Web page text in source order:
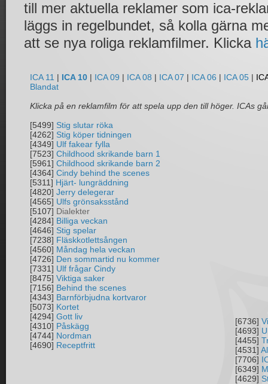
till mer aktuella reklamer som ica-
läggs in regelbundet, så kolla gärna
att se nya roliga reklamfilmer. Klicka
ICA 11 | ICA 10 | ICA 09 | ICA 08 | ICA 07 | ICA 06 | ICA 05 |
Blandat
Klicka på en reklamfilm för att spela upp den till höger. ICAs
[5499] Stig slutar röka
[4262] Stig köper tidningen
[4349] Ulf fakear fylla
[7523] Childhood skrikande barn 1
[5961] Childhood skrikande barn 2
[4364] Cindy behind the scenes
[5311] Hjärt- lungräddning
[4820] Jerry delegerar
[4565] Ulfs grönsaksstånd
[5107] Dialekter
[4284] Billiga veckan
[4646] Stig spelar
[7238] Fläskkotlettsången
[4560] Måndag hela veckan
[4726] Den sommartid nu kommer
[7331] Ulf frågar Cindy
[8475] Viktiga saker
[7156] Behind the scenes
[4343] Barnförbjudna kortvaror
[5073] Kortet
[4294] Gott liv
[4310] Påskägg
[4744] Nordman
[4690] Receptfritt
[6736]
[4693]
[4455]
[4531]
[7706]
[6349]
[4629]